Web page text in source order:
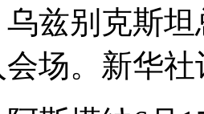
兹别克斯
场。新华